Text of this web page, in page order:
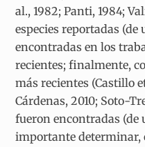
al., 1982; Panti, 1984;
especies reportadas
encontradas en los
recientes; finalmente,
más recientes (Castillo
Cárdenas, 2010; Soto-
fueron encontradas (de
importante determinar,